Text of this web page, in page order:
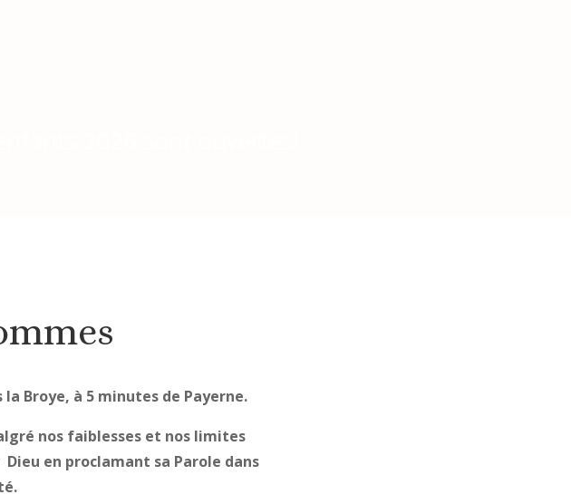
Broye, à 5 minutes de Payerne.
nos faiblesses et nos limites
en proclamant sa Parole dans